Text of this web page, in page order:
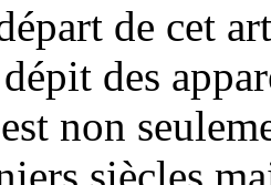
de cet
des
non
siècles